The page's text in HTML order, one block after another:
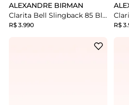
ALEXANDRE BIRMAN
Clarita Bell Slingback 85 Black
R$ 3.990 R$